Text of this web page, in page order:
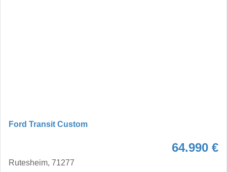
Ford Transit Custom
64.990 €
Rutesheim, 71277